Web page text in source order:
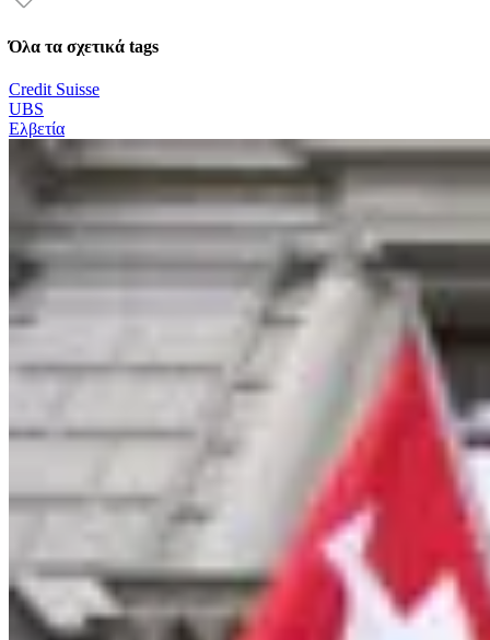
Όλα τα σχετικά tags
Credit Suisse
UBS
Ελβετία